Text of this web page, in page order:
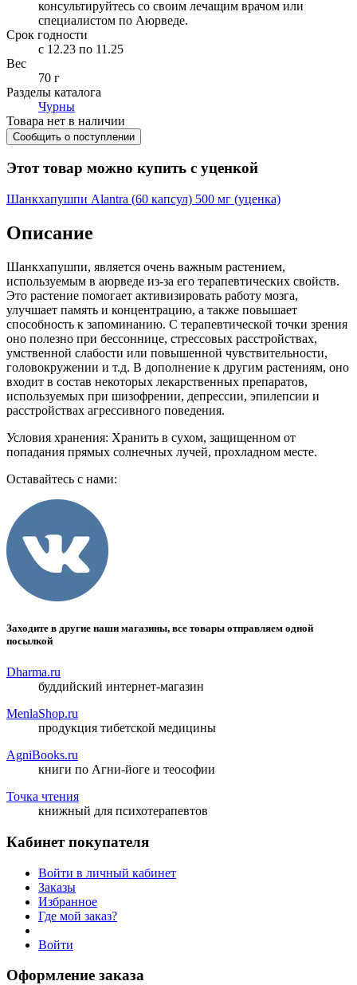
консультируйтесь со своим лечащим врачом или
специалистом по Аюрведе.
Срок годности
c 12.23 по 11.25
Вес
70 г
Разделы каталога
Чурны
Товара нет в наличии
Сообщить о поступлении
Этот товар можно купить с уценкой
Шанкхапушпи Alantra (60 капсул) 500 мг (уценка)
Описание
Шанкхапушпи, является очень важным растением,
используемым в аюрведе из-за его терапевтических свойств.
Это растение помогает активизировать работу мозга,
улучшает память и концентрацию, а также повышает
способность к запоминанию. С терапевтической точки зрения
оно полезно при бессоннице, стрессовых расстройствах,
умственной слабости или повышенной чувствительности,
головокружении и т.д. В дополнение к другим растениям, оно
входит в состав некоторых лекарственных препаратов,
используемых при шизофрении, депрессии, эпилепсии и
расстройствах агрессивного поведения.
Условия хранения: Хранить в сухом, защищенном от
попадания прямых солнечных лучей, прохладном месте.
Оставайтесь с нами:
Заходите в другие наши магазины, все товары отправляем одной
посылкой
Dharma.ru
буддийский интернет-магазин
MenlaShop.ru
продукция тибетской медицины
AgniBooks.ru
книги по Агни-йоге и теософии
Точка чтения
книжный для психотерапевтов
Кабинет покупателя
Войти в личный кабинет
Заказы
Избранное
Где мой заказ?
Войти
Оформление заказа